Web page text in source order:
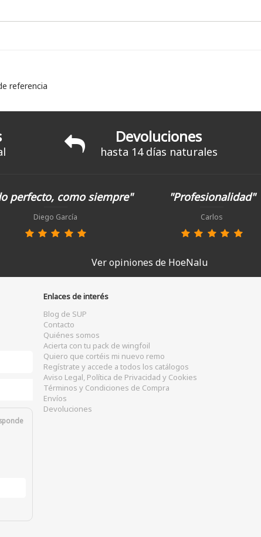
referencia
Devoluciones
hasta 14 días naturales
perfecto, como siempre"
Diego García
"Profesionalidad"
Carlos
Ver opiniones de HoeNalu
Enlaces de interés
Blog de SUP
Contacto
Quiénes somos
Acierta con tu pack de wingfoil
Quiero que cortéis mi nuevo remo
Regístrate y accede a todos los catálogos
Aviso Legal, Política de Privacidad y Cookies
Términos y Condiciones de Compra
Envíos
Devoluciones